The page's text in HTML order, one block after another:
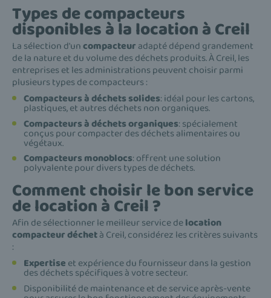
Types de compacteurs
disponibles à la location à Creil
La sélection d'uncompacteur adapté dépend grandement
de la nature et du volume des déchets produits. À Creil, les
entreprises et les administrations peuvent choisir parmi
plusieurs types de compacteurs :
Compacteurs à déchets solides: idéal pour les cartons,
plastiques, et autres déchets non organiques.
Compacteurs à déchets organiques: spécialement
conçus pour compacter des déchets alimentaires ou
végétaux.
Compacteurs monoblocs: offrent une solution
polyvalente pour divers types de déchets.
Comment choisir le bon service
de location à Creil ?
Afin de sélectionner le meilleur service delocation
compacteur déchetà Creil, considérez les critères suivants
:
Expertise et expérience du fournisseur dans la gestion
des déchets spécifiques à votre secteur.
Disponibilité de maintenance et de service après-vente